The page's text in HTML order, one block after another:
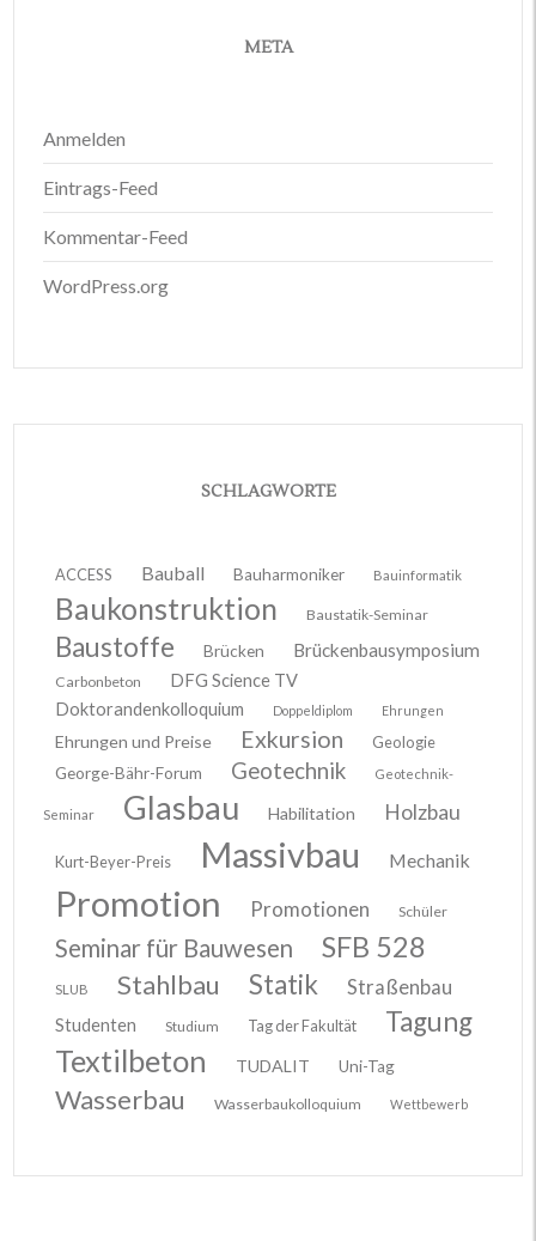
META
Anmelden
Eintrags-Feed
Kommentar-Feed
WordPress.org
SCHLAGWORTE
ACCESS Bauball Bauharmoniker Bauinformatik
Baukonstruktion Baustatik-Seminar
Baustoffe Brücken Brückenbausymposium
Carbonbeton
DFG Science TV
Doktorandenkolloquium
Doppeldiplom Ehrungen
Ehrungen und Preise Exkursion
Geologie
George-Bähr-Forum
Geotechnik Geotechnik-
Seminar Glasbau Habilitation Holzbau
Kurt-Beyer-Preis Massivbau Mechanik
Promotion Promotionen Schüler
Seminar für Bauwesen SFB 528
SLUB Stahlbau Statik Straßenbau
Studenten Studium Tag der Fakultät Tagung
Textilbeton TUDALIT Uni-Tag
Wasserbau Wasserbaukolloquium Wettbewerb